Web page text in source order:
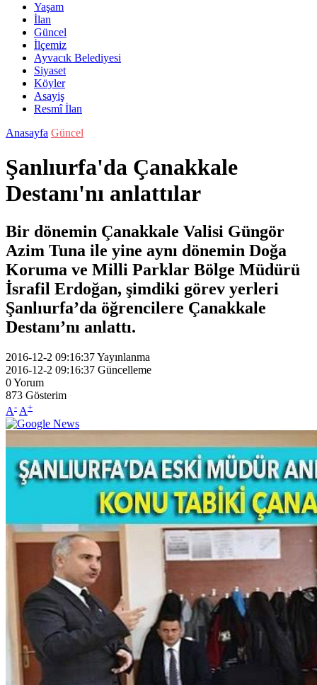
Yaşam
İlan
Güncel
İlçemiz
Ayvacık Belediyesi
Siyaset
Köyler
Asayiş
Resmî İlan
Anasayfa Güncel
Şanlıurfa'da Çanakkale
Destanı'nı anlattılar
Bir dönemin Çanakkale Valisi Güngör
Azim Tuna ile yine aynı dönemin Doğa
Koruma ve Milli Parklar Bölge Müdürü
İsrafil Erdoğan, şimdiki görev yerleri
Şanlıurfa’da öğrencilere Çanakkale
Destanı’nı anlattı.
2016-12-2 09:16:37Yayınlanma
2016-12-2 09:16:37 Güncelleme
0Yorum
873 Gösterim
A- A+